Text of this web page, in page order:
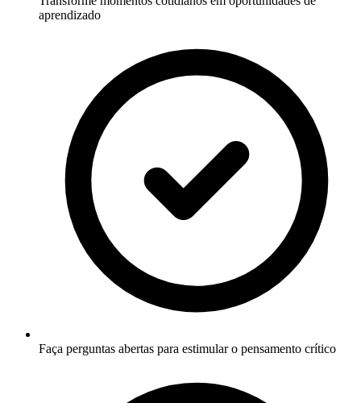
aprendizado
Faça perguntas abertas para estimular o pensamento crítico